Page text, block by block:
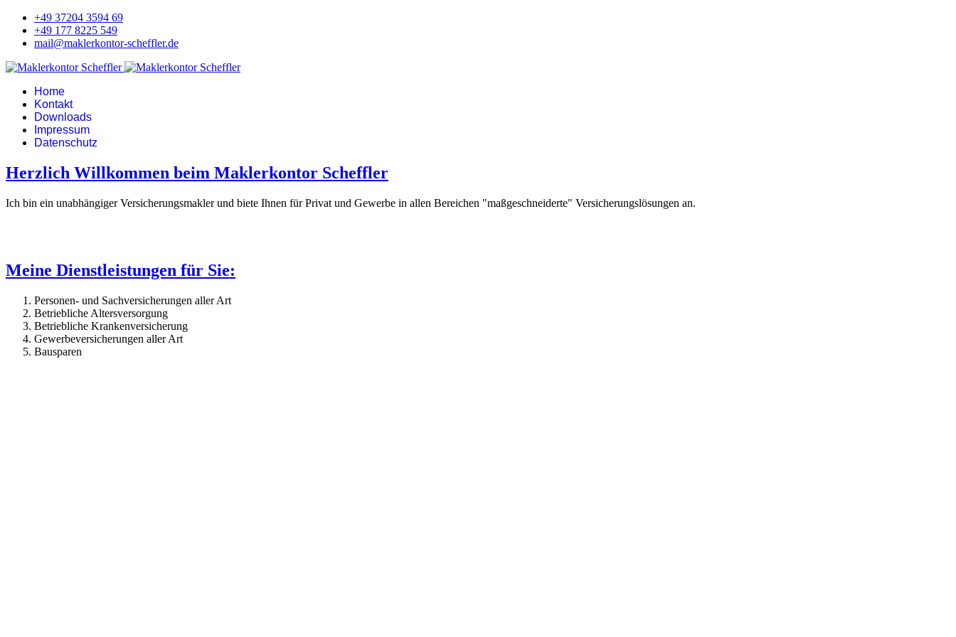
+49 37204 3594 69
+49 177 8225 549
mail@maklerkontor-scheffler.de
Home
Kontakt
Downloads
Impressum
Datenschutz
Herzlich Willkommen beim Maklerkontor Scheffler
Ich bin ein unabhängiger Versicherungsmakler und biete Ihnen für Privat und Gewerbe in allen Bereichen "maßgeschneiderte" Versicherungslösungen an.
Meine Dienstleistungen für Sie:
Personen- und Sachversicherungen aller Art
Betriebliche Altersversorgung
Betriebliche Krankenversicherung
Gewerbeversicherungen aller Art
Bausparen